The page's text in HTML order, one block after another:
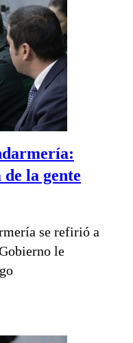
la gente
se refirió a
le